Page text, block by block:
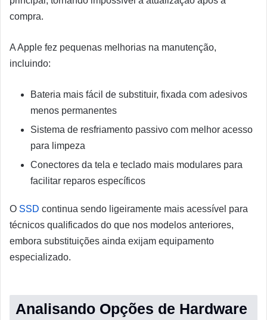
compra.
A Apple fez pequenas melhorias na manutenção,
incluindo:
Bateria mais fácil de substituir, fixada com adesivos
menos permanentes
Sistema de resfriamento passivo com melhor acesso
para limpeza
Conectores da tela e teclado mais modulares para
facilitar reparos específicos
O SSD continua sendo ligeiramente mais acessível para
técnicos qualificados do que nos modelos anteriores,
embora substituições ainda exijam equipamento
especializado.
Analisando Opções de Hardware